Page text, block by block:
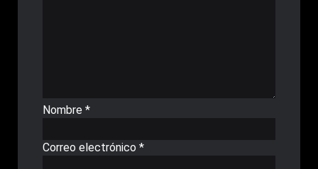
Nombre *
Correo electrónico *